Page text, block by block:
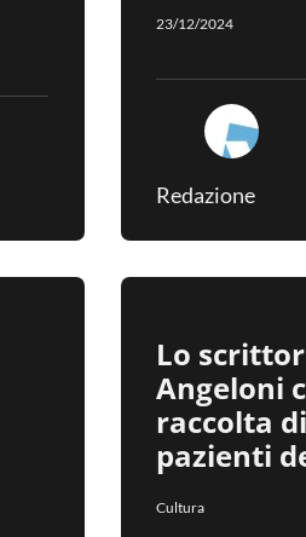
23/12/2024
Redazione
Lo
Angeloni
raccolta
pazienti
Cultura